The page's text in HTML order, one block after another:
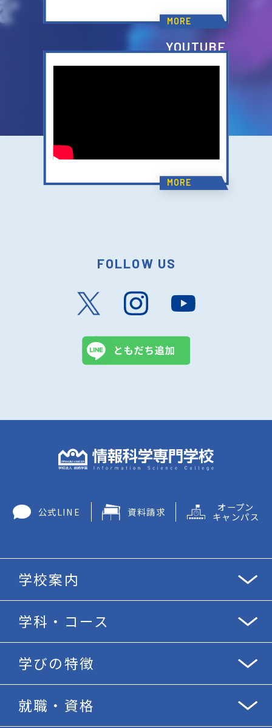
MORE
YOUTUBE
MORE
FOLLOW US
公式LINE 資料請求 オープン
キャンパス
学校案内
学科・コース
学びの特徴
就職・資格